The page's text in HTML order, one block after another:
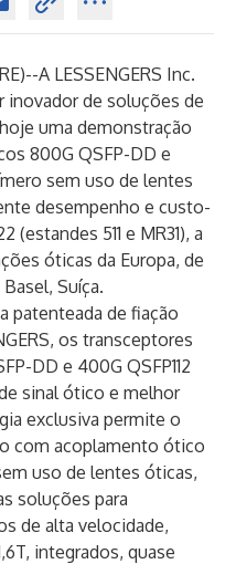
)--A LESSENGERS Inc.
inovador de soluções de
uma demonstração
800G QSFP-DD e
sem uso de lentes
desempenho e custo-
(estandes 511 e MR31), a
óticas da Europa, de
Suíça.
patenteada de fiação
os transceptores
DD e 400G QSFP112
sinal ótico e melhor
exclusiva permite o
com acoplamento ótico
uso de lentes óticas,
soluções para
de alta velocidade,
integrados, quase